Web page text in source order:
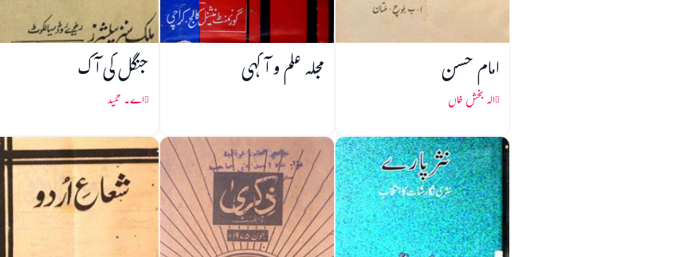
امام حسن
الہ بخش خاں
مجلہ علم و آگہی جنگل کی آگ
اے۔ حمید